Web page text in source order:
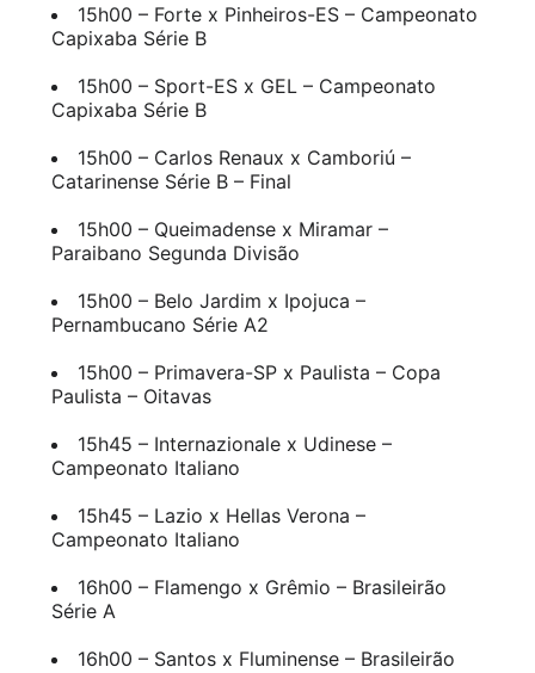
15h00 – Forte x Pinheiros-ES – Campeonato
Capixaba Série B
15h00 – Sport-ES x GEL – Campeonato
Capixaba Série B
15h00 – Carlos Renaux x Camboriú –
Catarinense Série B – Final
15h00 – Queimadense x Miramar –
Paraibano Segunda Divisão
15h00 – Belo Jardim x Ipojuca –
Pernambucano Série A2
15h00 – Primavera-SP x Paulista – Copa
Paulista – Oitavas
15h45 – Internazionale x Udinese –
Campeonato Italiano
15h45 – Lazio x Hellas Verona –
Campeonato Italiano
16h00 – Flamengo x Grêmio – Brasileirão
Série A
16h00 – Santos x Fluminense – Brasileirão